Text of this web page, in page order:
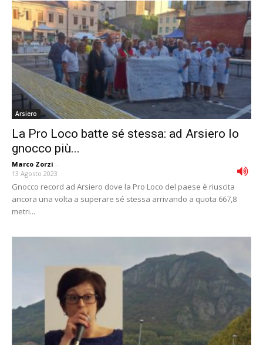
Arsiero
La Pro Loco batte sé stessa: ad Arsiero lo
gnocco più...
Marco Zorzi -
13 Agosto 2023
Gnocco record ad Arsiero dove la Pro Loco del paese è riuscita
ancora una volta a superare sé stessa arrivando a quota 667,8
metri...